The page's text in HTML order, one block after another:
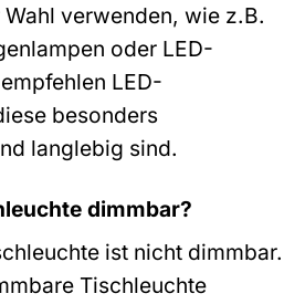
verwenden, wie z.B.
oder LED-
LED-
besonders
langlebig sind.
dimmbar?
ist nicht dimmbar.
Tischleuchte